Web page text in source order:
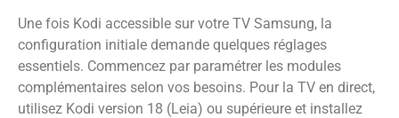
Une fois Kodi accessible sur votre TV Samsung, la
configuration initiale demande quelques réglages
essentiels. Commencez par paramétrer les modules
complémentaires selon vos besoins. Pour la TV en direct,
utilisez Kodi version 18 (Leia) ou supérieure et installez